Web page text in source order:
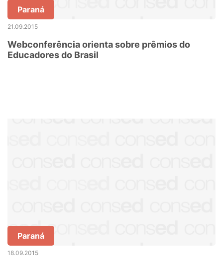
Paraná
21.09.2015
Webconferência orienta sobre prêmios do
Educadores do Brasil
Paraná
18.09.2015